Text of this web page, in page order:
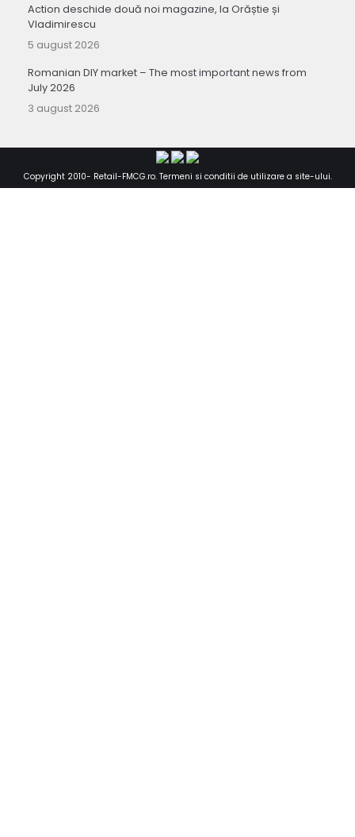
Action deschide două noi magazine, la Orăștie și
Vladimirescu
5 august 2026
Romanian DIY market – The most important news from
July 2026
3 august 2026
Copyright 2010- Retail-FMCG.ro. Termeni si conditii de utilizare a site-ului.